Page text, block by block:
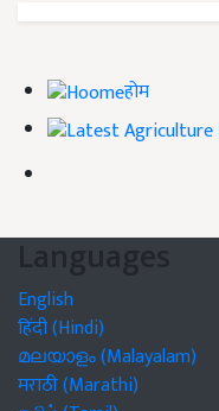
होम
Languages
English
हिंदी (Hindi)
മലയാളം (Malayalam)
मराठी (Marathi)